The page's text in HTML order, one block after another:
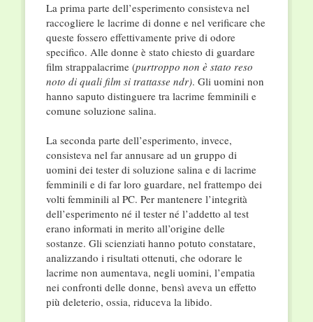
La prima parte dell’esperimento consisteva nel
raccogliere le lacrime di donne e nel verificare che
queste fossero effettivamente prive di odore
specifico. Alle donne è stato chiesto di guardare
film strappalacrime (purtroppo non è stato reso
noto di quali film si trattasse ndr). Gli uomini non
hanno saputo distinguere tra lacrime femminili e
comune soluzione salina.
La seconda parte dell’esperimento, invece,
consisteva nel far annusare ad un gruppo di
uomini dei tester di soluzione salina e di lacrime
femminili e di far loro guardare, nel frattempo dei
volti femminili al PC. Per mantenere l’integrità
dell’esperimento né il tester né l’addetto al test
erano informati in merito all’origine delle
sostanze. Gli scienziati hanno potuto constatare,
analizzando i risultati ottenuti, che odorare le
lacrime non aumentava, negli uomini, l’empatia
nei confronti delle donne, bensì aveva un effetto
più deleterio, ossia, riduceva la libido.